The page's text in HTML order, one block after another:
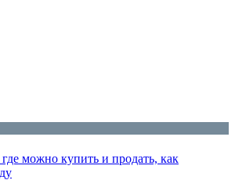
можно купить и продать, как